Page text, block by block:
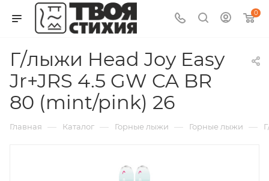
0
Г/лыжи Head Joy Easy
Jr+JRS 4.5 GW CA BR
80 (mint/pink) 26
Главная — Каталог — Горные лыжи — Горные лыжи —